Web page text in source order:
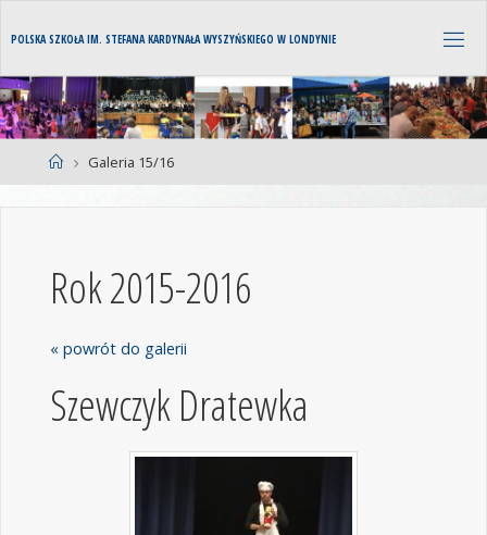
POLSKA SZKOŁA IM. STEFANA KARDYNAŁA WYSZYŃSKIEGO W LONDYNIE
Galeria 15/16
Rok 2015-2016
« powrót do galerii
Szewczyk Dratewka